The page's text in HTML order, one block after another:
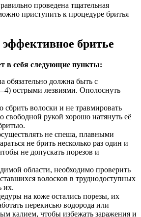
проведена тщательная
приступить к процедуре бритья
бритье
в себя следующие пункты:
обязательно должна быть с
острыми лезвиями. Ополоснуть
сбрить волоски и не травмировать
свободной рукой хорошо натянуть её
не спеша, плавными
не брить несколько раз один и
не допускать порезов и
области, необходимо проверить
волосков в труднодоступных
их.
на коже остались порезы, их
перекисью водорода или
калием, чтобы избежать заражения и